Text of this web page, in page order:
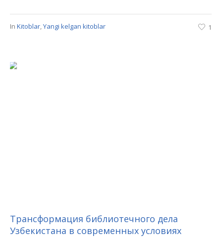
In Kitoblar,Yangi kelgan kitoblar 1
Трансформация библиотечного дела
Узбекистана в современных условиях